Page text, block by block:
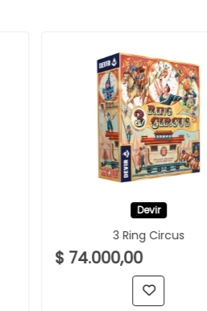
Devir
3 Ring Circus
$ 74.000,00